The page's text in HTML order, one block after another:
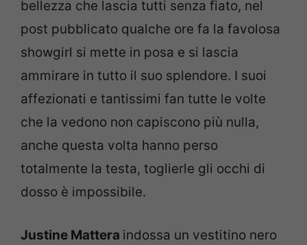
bellezza che lascia tutti senza fiato, nel
post pubblicato qualche ore fa la favolosa
showgirl si mette in posa e si lascia
ammirare in tutto il suo splendore. I suoi
affezionati e tantissimi fan tutte le volte
che la vedono non capiscono più nulla,
anche questa volta hanno perso
totalmente la testa, toglierle gli occhi di
dosso è impossibile.
Justine Mattera indossa un vestitino nero